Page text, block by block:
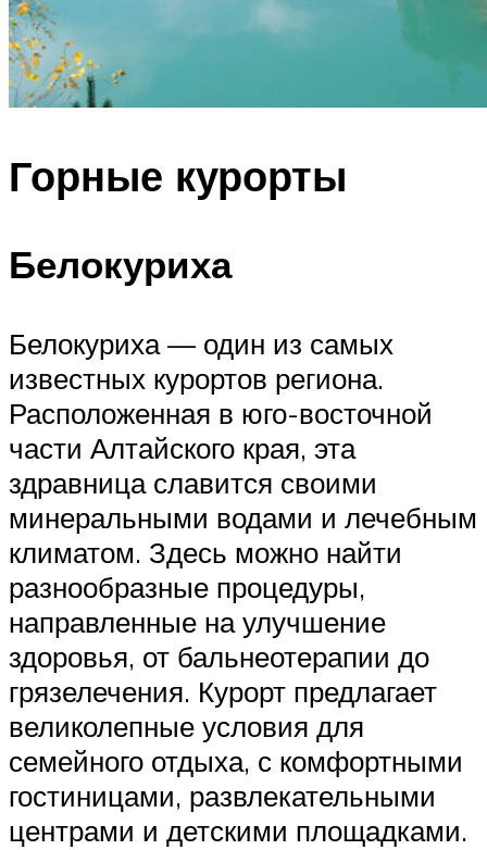
Горные курорты
Белокуриха
Белокуриха — один из самых
известных курортов региона.
Расположенная в юго-восточной
части Алтайского края, эта
здравница славится своими
минеральными водами и лечебным
климатом. Здесь можно найти
разнообразные процедуры,
направленные на улучшение
здоровья, от бальнеотерапии до
грязелечения. Курорт предлагает
великолепные условия для
семейного отдыха, с комфортными
гостиницами, развлекательными
центрами и детскими площадками.